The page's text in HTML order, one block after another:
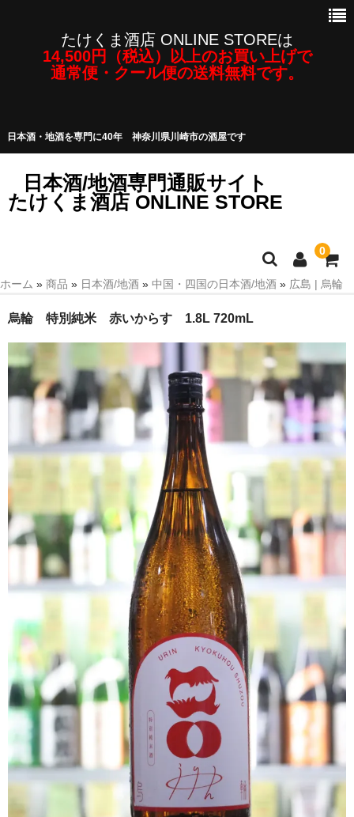
たけくま酒店 ONLINE STOREは
14,500円（税込）以上のお買い上げで
通常便・クール便の送料無料です。
日本酒・地酒を専門に40年 神奈川県川崎市の酒屋です
日本酒/地酒専門通販サイト
たけくま酒店 ONLINE STORE
0
クラフトビールなど
ワイン
和リキュール・梅酒
ホーム » 商品 » 日本酒/地酒 » 中国・四国の日本酒/地酒 » 広島 | 烏輪
烏輪 特別純米 赤いからす 1.8L 720mL